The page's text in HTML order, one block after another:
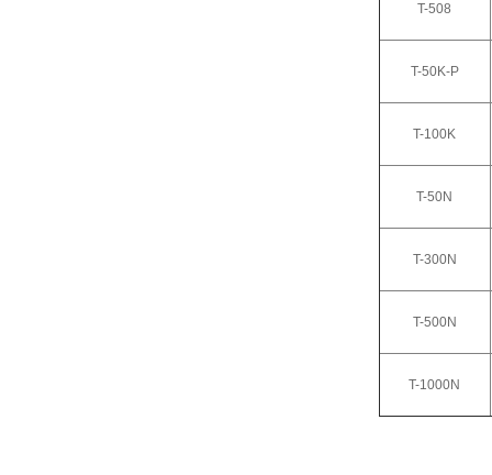
T-508
T-50K-P
T-100K
T-50N
T-300N
T-500N
T-1000N